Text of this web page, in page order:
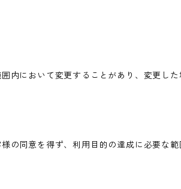
において変更することがあり、変更した
同意を得ず、利用目的の達成に必要な